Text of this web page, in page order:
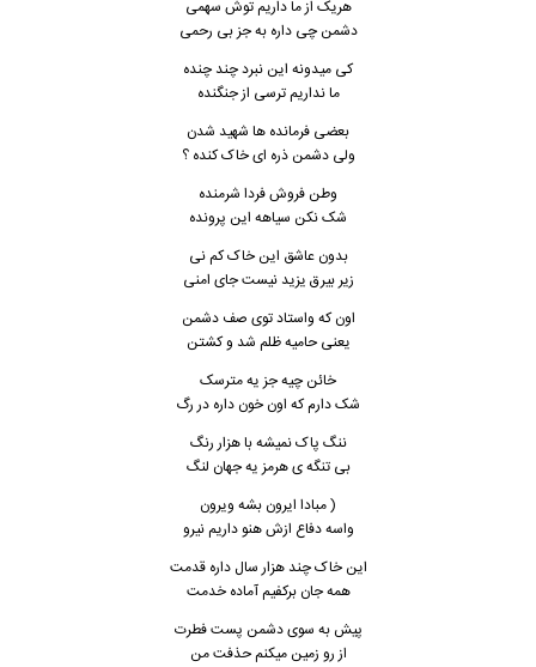
هریک از ما داریم توش سهمی
دشمن چی داره به جز بی رحمی
کی میدونه این نبرد چند چنده
ما نداریم ترسی از جنگنده
بعضی فرمانده ها شهید شدن
ولی دشمن ذره ای خاک کنده ؟
وطن فروش فردا شرمنده
شک نکن سیاهه این پرونده
بدون عاشق این خاک کم نی
زیر بیرق یزید نیست جای امنی
اون که واستاد توی صف دشمن
یعنی حامیه ظلم شد و کشتن
خائن چیه جز یه مترسک
شک دارم که اون خون داره در رگ
ننگ پاک نمیشه با هزار رنگ
بی تنگه ی هرمز یه جهان لنگ
( مبادا ایرون بشه ویرون
واسه دفاع ازش هنو داریم نیرو
این خاک چند هزار سال داره قدمت
همه جان برکفیم آماده خدمت
پیش به سوی دشمن پست فطرت
از رو زمین میکنم حذفت من